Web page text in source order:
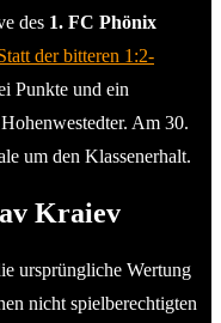
des 1. FC Phönix
der bitteren 1:2-
Punkte und ein
Am 30.
um den Klassenerhalt.
Kraiev
ursprüngliche Wertung
nicht spielberechtigten